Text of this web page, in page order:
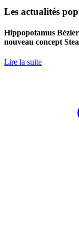
Les actualités
Hippopotamus
nouveau concept
Lire la suite